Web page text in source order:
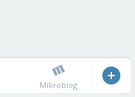
Mikroblog